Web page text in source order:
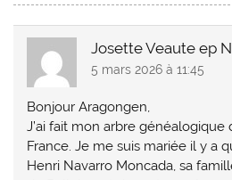
Josette Veaute ep
5 mars 2026 à 11:45
Bonjour Aragongen,
J’ai fait mon arbre
France. Je me suis mariée il y a
Henri Navarro Moncada, sa